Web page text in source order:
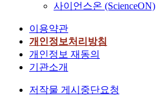
사이언스온 (ScienceON)
이용약관
개인정보처리방침
개인정보 재동의
기관소개
저작물 게시중단요청